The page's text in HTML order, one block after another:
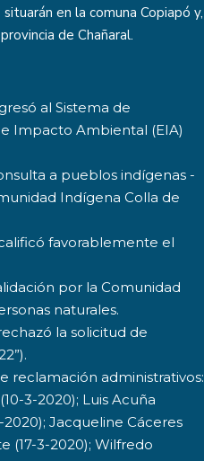
en la comuna Copiapó y,
de Chañaral.
al Sistema de
Impacto Ambiental (EIA)
a pueblos indígenas -
Indígena Colla de
favorablemente el
por la Comunidad
naturales.
la solicitud de
reclamación administrativos:
3-2020); Luis Acuña
2020); Jacqueline Cáceres
(17-3-2020); Wilfredo